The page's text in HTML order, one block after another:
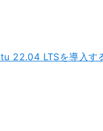
22.04 LTSを導入す